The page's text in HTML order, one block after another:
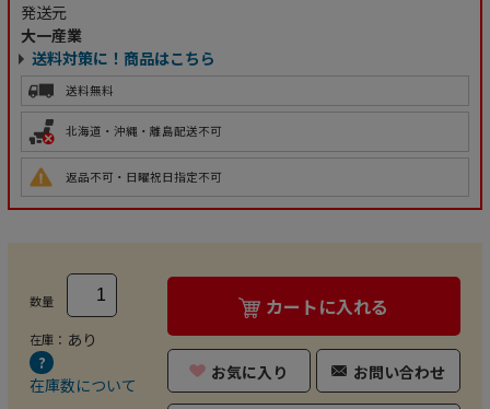
発送元
大一産業
送料対策に！商品はこちら
送料無料
北海道・沖縄・離島配送不可
返品不可・日曜祝日指定不可
数量
在庫： あり
在庫数について
カートに入れる
お気に入り お問い合わせ